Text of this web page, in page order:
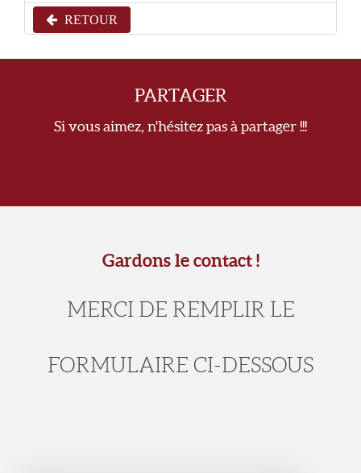
RETOUR
PARTAGER
Si vous aimez, n'hésitez pas à partager !!!
Gardons le contact !
MERCI DE REMPLIR LE
FORMULAIRE CI-DESSOUS